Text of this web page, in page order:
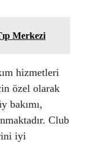
Merkezi
hizmetleri
özel olarak
bakımı,
Club
iyi